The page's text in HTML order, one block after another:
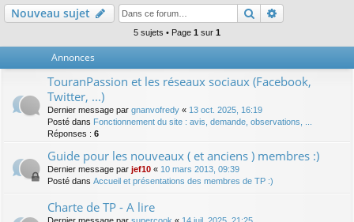
de
c
Nouveau sujet Rechercher
5 sujets • Page 1 sur 1
Annonces
TouranPassion et les réseaux sociaux (Facebook,
Twitter, ...)
Dernier message par gnanvofredy « 13 oct. 2025, 16:19
Posté dans Fonctionnement du site : avis, demande, observations, ...
Réponses : 6
Guide pour les nouveaux ( et anciens ) membres :)
Dernier message par jef10 « 10 mars 2013, 09:39
Posté dans Accueil et présentations des membres de TP :)
Charte de TP - A lire